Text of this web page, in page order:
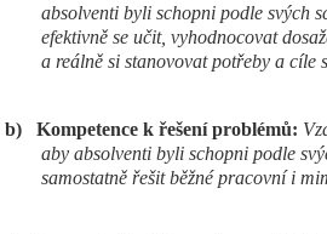
absolventi byli schopni podle svých
efektivně se učit, vyhodnocovat
a reálně si stanovovat potřeby a cíle
b) Kompetence k řešení problémů:
aby absolventi byli schopni podle
samostatně řešit běžné pracovní i